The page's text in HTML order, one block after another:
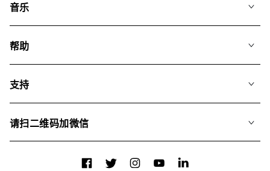
音乐
搜索
专辑
帮助
我们如何运用AI
支持
关于我们
请扫二维码加微信
FacebookTwitterInstagramYouTubeLinkedIn